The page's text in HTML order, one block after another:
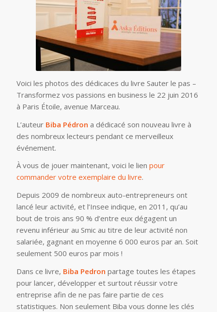
Voici les photos des dédicaces du livre Sauter le pas –
Transformez vos passions en business le 22 juin 2016
à Paris Étoile, avenue Marceau.
L’auteur Biba Pédron a dédicacé son nouveau livre à
des nombreux lecteurs pendant ce merveilleux
événement.
À vous de jouer maintenant, voici le lien pour
commander votre exemplaire du livre.
Depuis 2009 de nombreux auto-entrepreneurs ont
lancé leur activité, et l’Insee indique, en 2011, qu’au
bout de trois ans 90 % d’entre eux dégagent un
revenu inférieur au Smic au titre de leur activité non
salariée, gagnant en moyenne 6 000 euros par an. Soit
seulement 500 euros par mois !
Dans ce livre, Biba Pedron partage toutes les étapes
pour lancer, développer et surtout réussir votre
entreprise afin de ne pas faire partie de ces
statistiques. Non seulement Biba vous donne les clés